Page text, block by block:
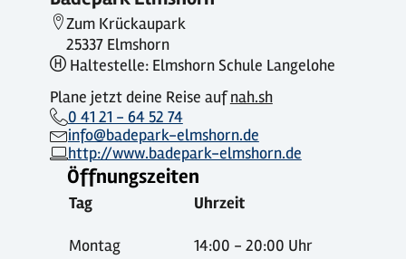
Zum Krückaupark
25337 Elmshorn
Haltestelle: Elmshorn Schule Langelohe
Plane jetzt deine Reise aufnah.sh
0 41 21 - 64 52 74
info@badepark-elmshorn.de
http://www.badepark-elmshorn.de
Öffnungszeiten
Tag Uhrzeit
Montag 14:00 - 20:00 Uhr